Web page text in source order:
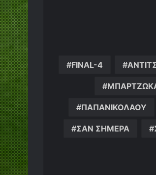
FINAL-4
ΠΑΠΑΝΙΚΟΛΑΟΥ
ΣΑΝ ΣΗΜΕΡΑ